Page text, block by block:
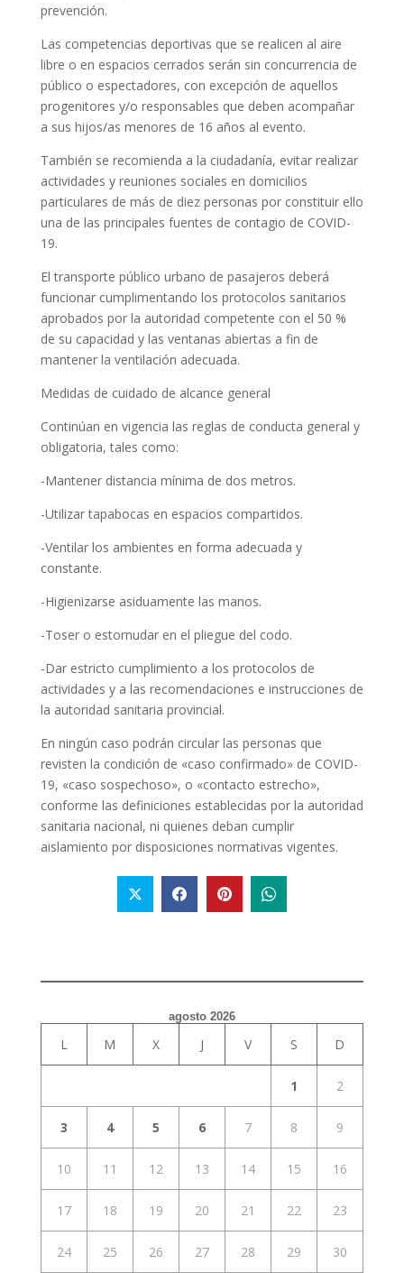
prevención.
Las competencias deportivas que se realicen al aire
libre o en espacios cerrados serán sin concurrencia de
público o espectadores, con excepción de aquellos
progenitores y/o responsables que deben acompañar
a sus hijos/as menores de 16 años al evento.
También se recomienda a la ciudadanía, evitar realizar
actividades y reuniones sociales en domicilios
particulares de más de diez personas por constituir ello
una de las principales fuentes de contagio de COVID-
19.
El transporte público urbano de pasajeros deberá
funcionar cumplimentando los protocolos sanitarios
aprobados por la autoridad competente con el 50 %
de su capacidad y las ventanas abiertas a fin de
mantener la ventilación adecuada.
Medidas de cuidado de alcance general
Continúan en vigencia las reglas de conducta general y
obligatoria, tales como:
-Mantener distancia mínima de dos metros.
-Utilizar tapabocas en espacios compartidos.
-Ventilar los ambientes en forma adecuada y
constante.
-Higienizarse asiduamente las manos.
-Toser o estornudar en el pliegue del codo.
-Dar estricto cumplimiento a los protocolos de
actividades y a las recomendaciones e instrucciones de
la autoridad sanitaria provincial.
En ningún caso podrán circular las personas que
revisten la condición de «caso confirmado» de COVID-
19, «caso sospechoso», o «contacto estrecho»,
conforme las definiciones establecidas por la autoridad
sanitaria nacional, ni quienes deban cumplir
aislamiento por disposiciones normativas vigentes.
agosto 2026
L M X J V S D
1 2
3 4 5 6 7 8 9
10 11 12 13 14 15 16
17 18 19 20 21 22 23
24 25 26 27 28 29 30